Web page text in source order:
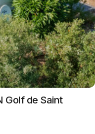
Golf de Saint